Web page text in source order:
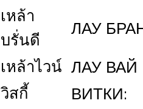
เหล้า
บรั่นดี
ЛАУ
เหล้าไวน์ ЛАУ ВАЙ
วิสกี้
ВИТКИ: